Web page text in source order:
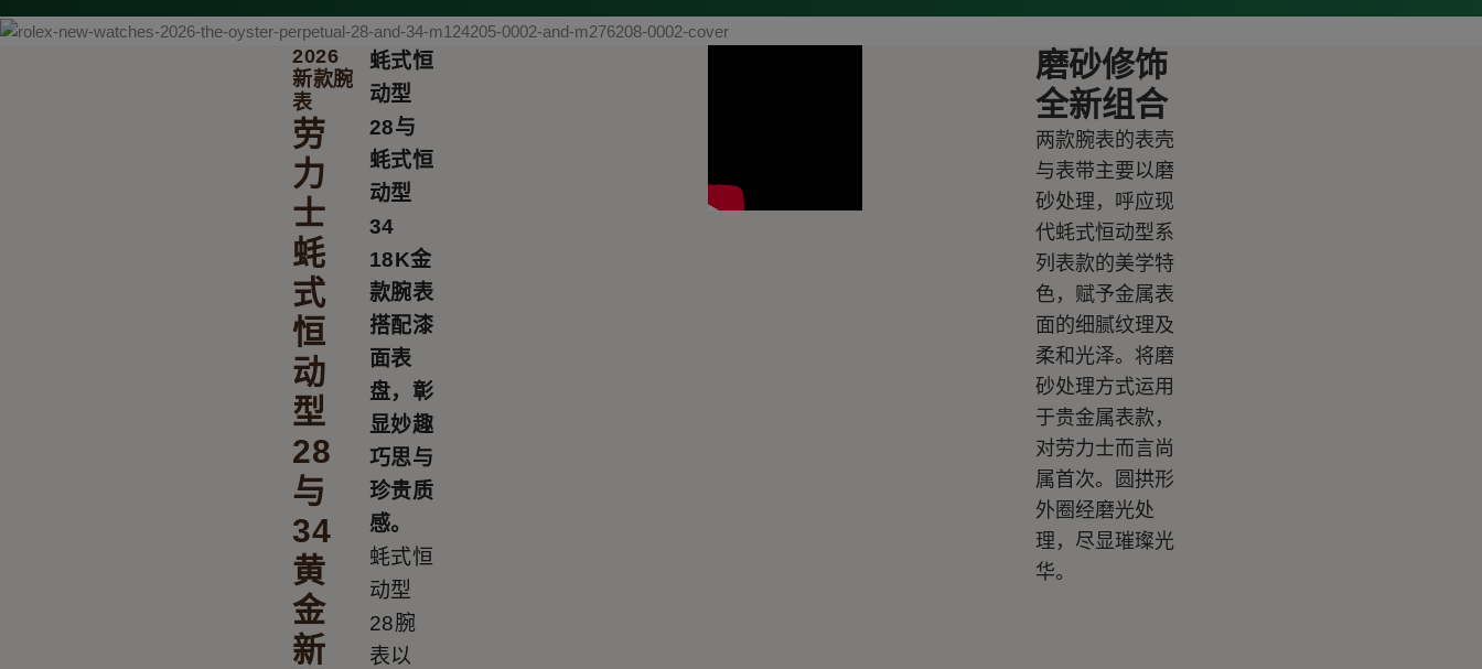
2026
新款腕
表
劳
力
士
蚝
式
恒
动
型
28
与
34
黄
金
新
蚝式恒
动型
28与
蚝式恒
动型
34
18K金
款腕表
搭配漆
面表
盘，彰
显妙趣
巧思与
珍贵质
感。
蚝式恒
动型
28腕
表以
磨砂修饰
全新组合
两款腕表的表壳
与表带主要以磨
砂处理，呼应现
代蚝式恒动型系
列表款的美学特
色，赋予金属表
面的细腻纹理及
柔和光泽。将磨
砂处理方式运用
于贵金属表款，
对劳力士而言尚
属首次。圆拱形
外圈经磨光处
理，尽显璀璨光
华。